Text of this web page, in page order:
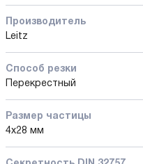
Производитель
Leitz
Способ резки
Перекрестный
Размер частицы
4x28 мм